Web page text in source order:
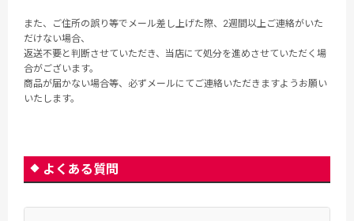
また、ご住所の誤り等でメール差し上げた際、2週間以上ご連絡がいた
だけない場合、
返送不要と判断させていただき、当店にて処分を進めさせていただく場
合がございます。
商品が届かない場合等、必ずメールにてご連絡いただきますようお願い
いたします。
よくある質問